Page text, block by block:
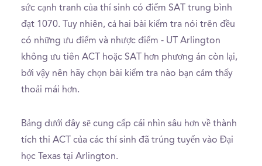
sức cạnh tranh của thí sinh có điểm SAT trung bình
đạt 1070. Tuy nhiên, cả hai bài kiểm tra nói trên đều
có những ưu điểm và nhược điểm - UT Arlington
không ưu tiên ACT hoặc SAT hơn phương án còn lại,
bởi vậy nên hãy chọn bài kiểm tra nào bạn cảm thấy
thoải mái hơn.
Bảng dưới đây sẽ cung cấp cái nhìn sâu hơn về thành
tích thi ACT của các thí sinh đã trúng tuyển vào Đại
học Texas tại Arlington.